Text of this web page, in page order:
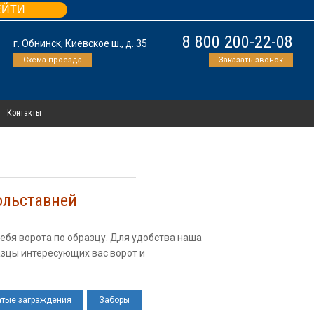
8 800 200-22-08
Заказать звонок
г. Обнинск, Киевское ш., д. 35
Схема проезда
Контакты
ворота по образцу. Для удобства наша
интересующих вас ворот и
заграждения Заборы